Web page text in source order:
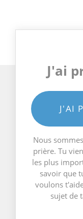
J'ai
J'AI
Nous
prière. Tu
les plus
savoir que
voulons
sujet de